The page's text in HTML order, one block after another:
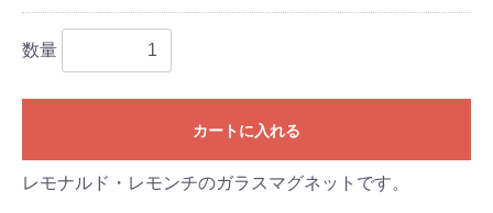
数量
カートに入れる
レモナルド・レモンチのガラスマグネットです。